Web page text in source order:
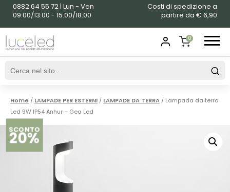
0882 64 55 72 | Lun - Ven
09:00/13:00 - 15:00/18:00
Costi di spedizione a
partire da € 6,90
0
SHOPPING
Home / LAMPADE PER ESTERNI / LAMPADE DA TERRA / Lampada da terra
Led 9W IP54 Anhur – Gea Led
SCONTO
20%